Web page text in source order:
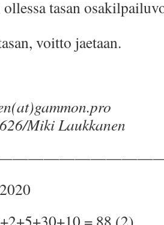
tasan
voitto jaetaan.
Miki Laukkanen
= 88 (2)